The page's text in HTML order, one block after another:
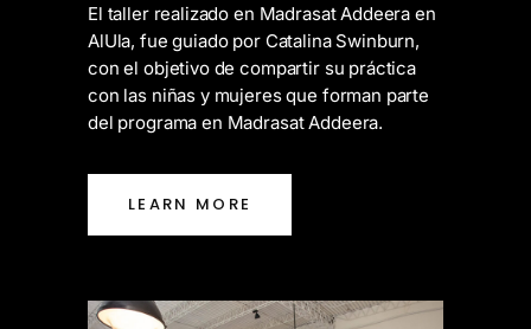
El taller realizado en Madrasat Addeera en
AlUla, fue guiado por Catalina Swinburn,
con el objetivo de compartir su práctica
con las niñas y mujeres que forman parte
del programa en Madrasat Addeera.
LEARN MORE